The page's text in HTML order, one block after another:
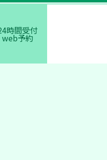
時間受付
web予約